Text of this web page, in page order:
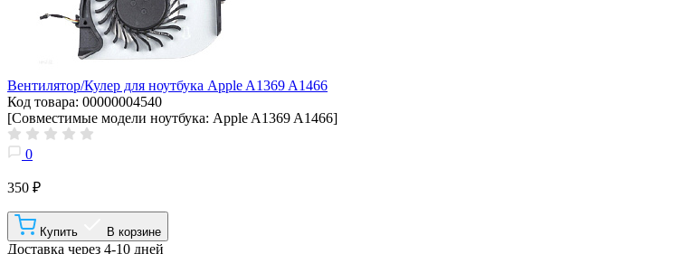
Вентилятор/Кулер для ноутбука Apple A1369 A1466
Код товара: 00000004540
[Совместимые модели ноутбука: Apple A1369 A1466]
0
350 ₽
Купить В корзине
Доставка через 4-10 дней